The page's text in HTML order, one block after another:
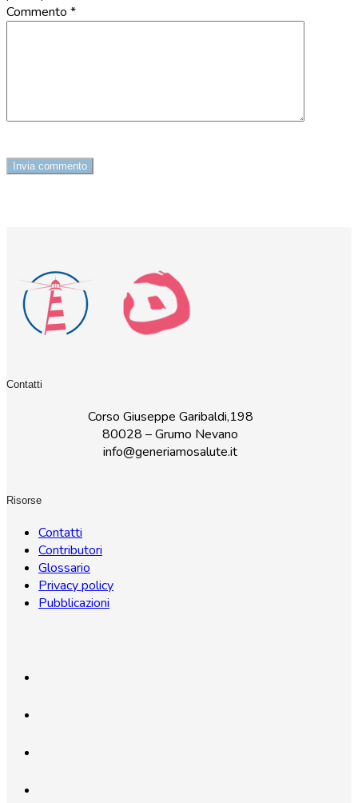
Commento *
Contatti
Corso Giuseppe Garibaldi,198
80028 – Grumo Nevano
info@generiamosalute.it
Risorse
Contatti
Contributori
Glossario
Privacy policy
Pubblicazioni